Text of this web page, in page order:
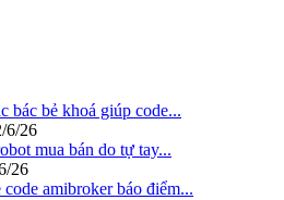
bác bẻ khoá giúp code...
6/26
mua bán do tự tay...
26
code amibroker báo điểm...